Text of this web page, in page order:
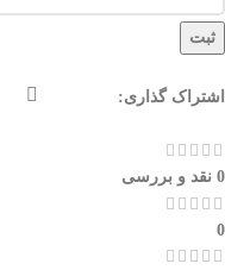
ثبت
اشتراک گذاری:
0 نقد و بررسی
0